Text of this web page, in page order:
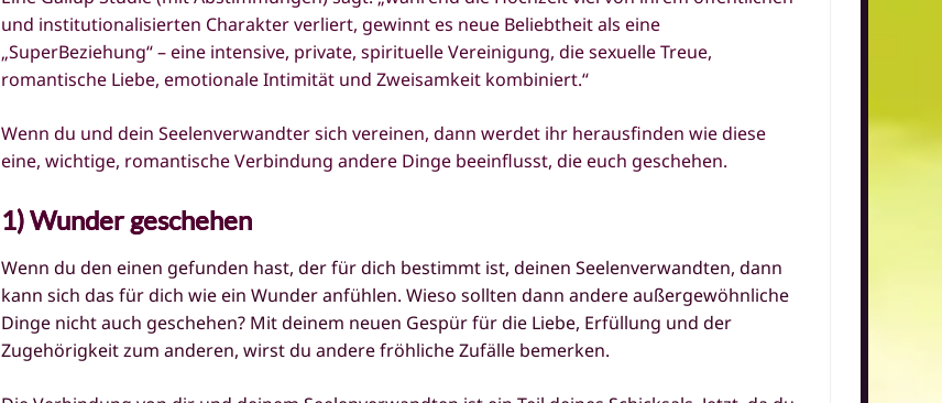
und institutionalisierten Charakter verliert, gewinnt es neue Beliebtheit als eine
„SuperBeziehung“ – eine intensive, private, spirituelle Vereinigung, die sexuelle Treue,
romantische Liebe, emotionale Intimität und Zweisamkeit kombiniert.“
Wenn du und dein Seelenverwandter sich vereinen, dann werdet ihr herausfinden wie diese
eine, wichtige, romantische Verbindung andere Dinge beeinflusst, die euch geschehen.
1) Wunder geschehen
Wenn du den einen gefunden hast, der für dich bestimmt ist, deinen Seelenverwandten, dann
kann sich das für dich wie ein Wunder anfühlen. Wieso sollten dann andere außergewöhnliche
Dinge nicht auch geschehen? Mit deinem neuen Gespür für die Liebe, Erfüllung und der
Zugehörigkeit zum anderen, wirst du andere fröhliche Zufälle bemerken.